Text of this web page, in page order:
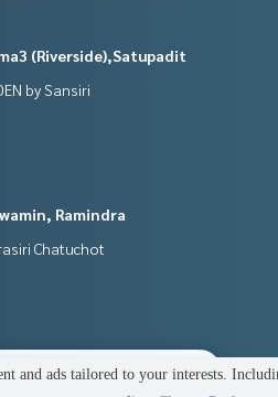
3people are viewing
(Riverside),Satupadit
by Sansiri
Ramindra
Chatuchot
and ads tailored to your interests.